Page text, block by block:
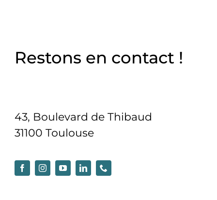
Restons en contact !
43, Boulevard de Thibaud
31100 Toulouse